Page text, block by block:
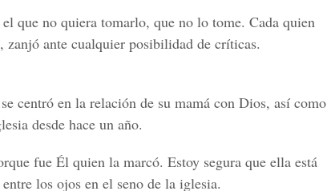
que no quiera tomarlo, que no lo tome. Cada quien
zanjó ante cualquier posibilidad de críticas.
centró en la relación de su mamá con Dios, así como
desde hace un año.
fue Él quien la marcó. Estoy segura que ella está
los ojos en el seno de la iglesia.